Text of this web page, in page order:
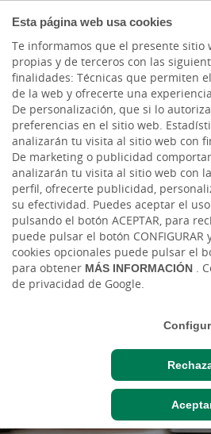
Esta página web usa cookies
Te informamos que el presente sitio
propias y de terceros con las
finalidades: Técnicas que permiten
de la web y ofrecerte una
De personalización, que si lo
preferencias en el sitio web.
analizarán tu visita al sitio web con
De marketing o publicidad
analizarán tu visita al sitio web con
perfil, ofrecerte publicidad,
su efectividad. Puedes aceptar el
pulsando el botón ACEPTAR, para
puede pulsar el botón
cookies opcionales puede pulsar el
para obtener MÁS INFORMACIÓN .
de privacidad de Google.
Visita el blog de
descubre todos
artículos
Todas las novedades ahora
de nuestra web.
Noticias y novedades